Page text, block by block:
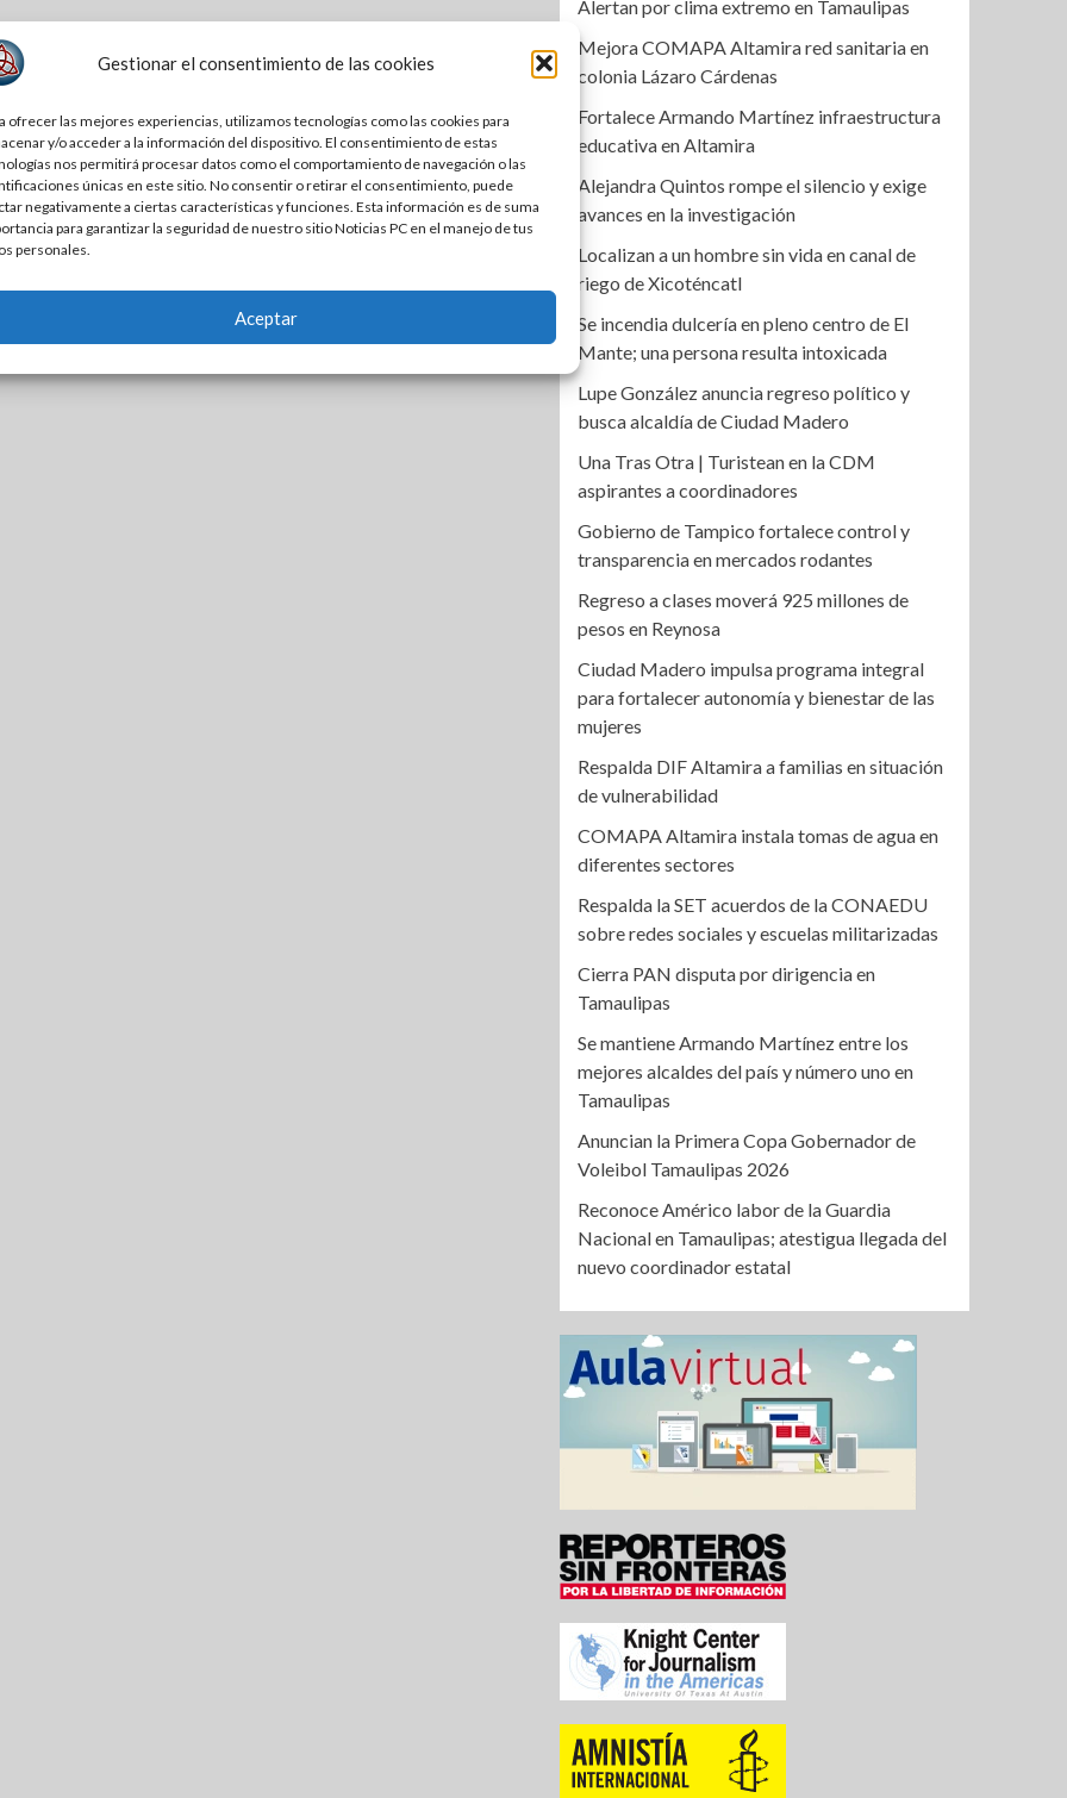
Gestionar el consentimiento de las cookies
ofrecer las mejores experiencias, utilizamos tecnologías como las cookies para
y/o acceder a la información del dispositivo. El consentimiento de estas
nos permitirá procesar datos como el comportamiento de navegación o las
únicas en este sitio. No consentir o retirar el consentimiento, puede
negativamente a ciertas características y funciones. Esta información es de suma
para garantizar la seguridad de nuestro sitio Noticias PC en el manejo de tus
personales.
Aceptar
Alertan por clima extremo en Tamaulipas
Mejora COMAPA Altamira red sanitaria en
colonia Lázaro Cárdenas
Fortalece Armando Martínez infraestructura
educativa en Altamira
Alejandra Quintos rompe el silencio y exige
avances en la investigación
Localizan a un hombre sin vida en canal de
riego de Xicoténcatl
Se incendia dulcería en pleno centro de El
Mante; una persona resulta intoxicada
Lupe González anuncia regreso político y
busca alcaldía de Ciudad Madero
Una Tras Otra | Turistean en la CDM
aspirantes a coordinadores
Gobierno de Tampico fortalece control y
transparencia en mercados rodantes
Regreso a clases moverá 925 millones de
pesos en Reynosa
Ciudad Madero impulsa programa integral
para fortalecer autonomía y bienestar de las
mujeres
Respalda DIF Altamira a familias en situación
de vulnerabilidad
COMAPA Altamira instala tomas de agua en
diferentes sectores
Respalda la SET acuerdos de la CONAEDU
sobre redes sociales y escuelas militarizadas
Cierra PAN disputa por dirigencia en
Tamaulipas
Se mantiene Armando Martínez entre los
mejores alcaldes del país y número uno en
Tamaulipas
Anuncian la Primera Copa Gobernador de
Voleibol Tamaulipas 2026
Reconoce Américo labor de la Guardia
Nacional en Tamaulipas; atestigua llegada del
nuevo coordinador estatal